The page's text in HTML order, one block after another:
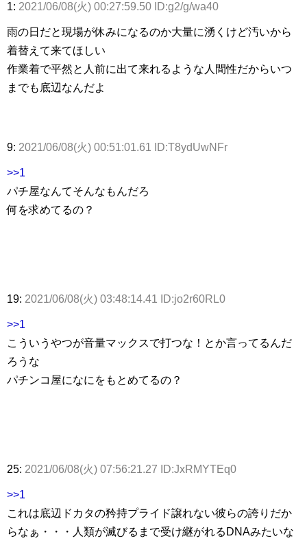
Powered by livedoor 相互RSS
1: 2021/06/08(火) 00:27:59.50 ID:g2/g/wa40
雨の日だと現場が休みになるのか大量に湧くけど汚いから
着替えて来てほしい
作業着で平然と人前に出て来れるような人間性だからいつ
までも底辺なんだよ
9: 2021/06/08(火) 00:51:01.61 ID:T8ydUwNFr
>>1
パチ屋なんてそんなもんだろ
何を求めてるの？
19: 2021/06/08(火) 03:48:14.41 ID:jo2r60RL0
>>1
こういうやつが音量マックスで打つな！とか言ってるんだ
ろうな
パチンコ屋になにをもとめてるの？
25: 2021/06/08(火) 07:56:21.27 ID:JxRMYTEq0
>>1
これは底辺ドカタの矜持プライド譲れない彼らの誇りだか
らなぁ・・・人類が滅びるまで受け継がれるDNAみたいな